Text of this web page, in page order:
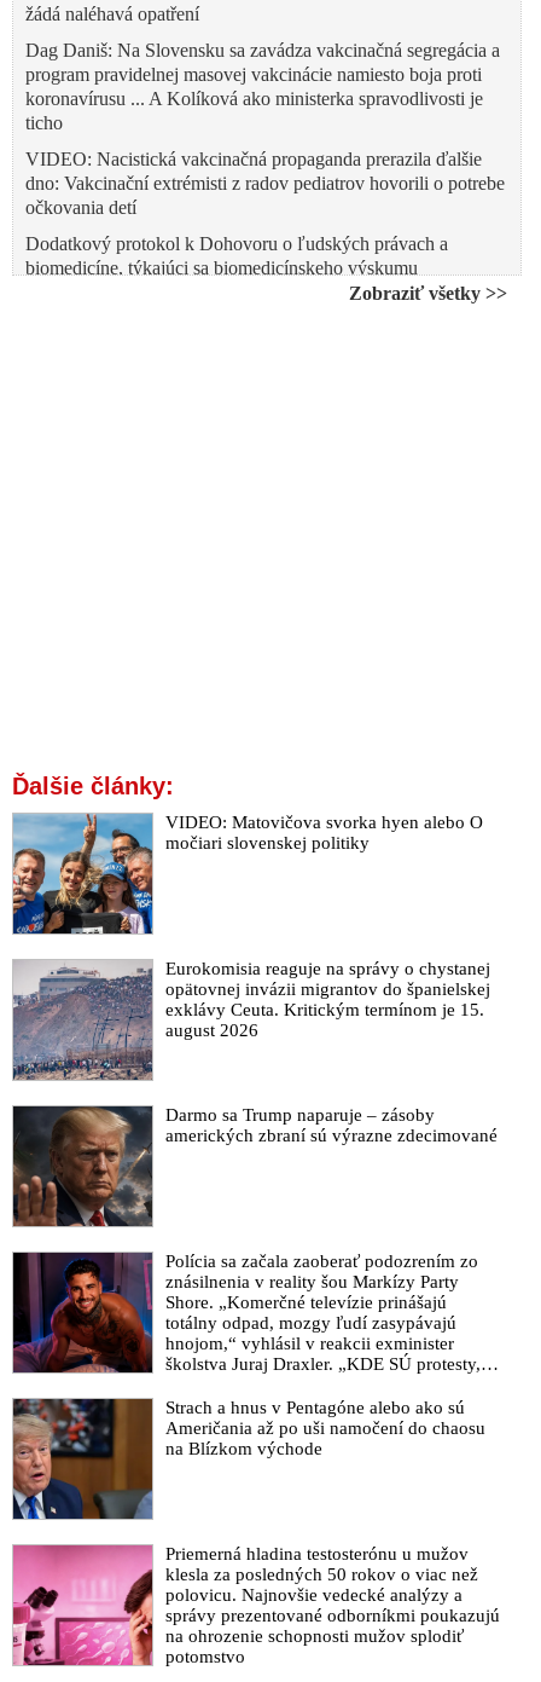
žádá naléhavá opatření
Dag Daniš: Na Slovensku sa zavádza vakcinačná segregácia a
program pravidelnej masovej vakcinácie namiesto boja proti
koronavírusu ... A Kolíková ako ministerka spravodlivosti je
ticho
VIDEO: Nacistická vakcinačná propaganda prerazila ďalšie
dno: Vakcinační extrémisti z radov pediatrov hovorili o potrebe
očkovania detí
Dodatkový protokol k Dohovoru o ľudských právach a
biomedicíne, týkajúci sa biomedicínskeho výskumu
VIDEO: Na Slovensku zaznamenali úmrtia a tisíce nežiadúcich
Kolíková vyzýva sudcov a zamestnancov ministerstva
spravodlivosti robiť propagandu očkovaniu
VIDEO: Dr. Bukovský zdôrazňuje dobrovoľnosť očkovania a
pripomína odporúčanie Rady Európy informovať verejnosť o
nežiadúcich účinkoch
používajú argumentáciu nacistov. Nikto vás nemôže nútiť
očkovať sa experimentálnymi vakcínami. Naštudujte si
Norimberský kódex!“
VIDEO: Ako reagovať na ľudí, čo budú od vás požadovať
potvrdenie o očkovaní
VIDEO: George Carlin o strachu z baktérií, mediálnej hystérii
ohľadne nákazy a dnešnej spoločnosti
Účinnost vakcíny proti deltě s vyšším věkem klesá, ukazují
data z Británie
injekci
VIDEO: Krčméry ako konšpirátor o delta variante v Británii:
„Polovica tých, čo zomreli, boli zaočkovaní!“
VIDEO: Simpsonovci a predpoveď lacnej a primitívnej
vakcinačnej propagandy zameranej na očkovanie detí
Vo Veľkej Británii viac ako polovicu úmrtí spôsobených Delta
variantom koronavírusu predstavujú zaočkovaní ľudia
VIDEO: Lékaři o covid očkování: „Lidé nechápou, že jsme ve
válce!“
skorumpoval médiá, ktoré teraz prinášajú jednostranné
informácie o očkovaní proti Covid-19
Analytik Mesík: „Svedkovia Pfizerovi“ vo vládach aj
masmédiách chcú čo najviac ľudí dotlačiť k tomu, aby sa
nechali zaočkovať experimentálnymi vakcínami
Zobraziť všetky >>
Ďalšie články:
VIDEO: Matovičova svorka hyen alebo O
močiari slovenskej politiky
Eurokomisia reaguje na správy o chystanej
opätovnej invázii migrantov do španielskej
exklávy Ceuta. Kritickým termínom je 15.
august 2026
Darmo sa Trump naparuje – zásoby
amerických zbraní sú výrazne zdecimované
Polícia sa začala zaoberať podozrením zo
znásilnenia v reality šou Markízy Party
Shore. „Komerčné televízie prinášajú
totálny odpad, mozgy ľudí zasypávajú
hnojom,“ vyhlásil v reakcii exminister
školstva Juraj Draxler. „KDE SÚ protesty,
pracovníkov?“ spýtal sa
Strach a hnus v Pentagóne alebo ako sú
Američania až po uši namočení do chaosu
na Blízkom východe
Priemerná hladina testosterónu u mužov
klesla za posledných 50 rokov o viac než
polovicu. Najnovšie vedecké analýzy a
správy prezentované odborníkmi poukazujú
na ohrozenie schopnosti mužov splodiť
potomstvo